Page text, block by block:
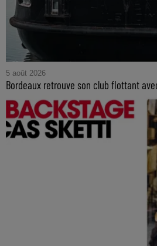
5 août 2026
Bordeaux retrouve son club flottant